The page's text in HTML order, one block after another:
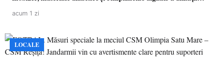
acum 1 zi
LOCALE